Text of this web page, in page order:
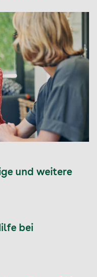
und weitere
bei